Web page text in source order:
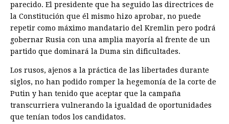
parecido. El presidente que ha seguido las directrices de
la Constitución que él mismo hizo aprobar, no puede
repetir como máximo mandatario del Kremlin pero podrá
gobernar Rusia con una amplia mayoría al frente de un
partido que dominará la Duma sin dificultades.
Los rusos, ajenos a la práctica de las libertades durante
siglos, no han podido romper la hegemonía de la corte de
Putin y han tenido que aceptar que la campaña
transcurriera vulnerando la igualdad de oportunidades
que tenían todos los candidatos.